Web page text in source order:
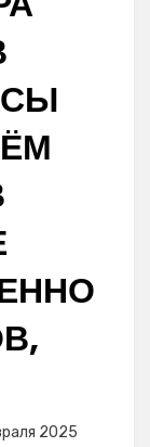
2025